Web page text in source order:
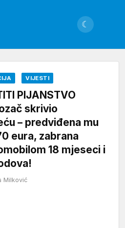
☾
VIJESTI
PIJANSTVO
skrivio
– predviđena mu
eura, zabrana
18 mjeseci i
Milković